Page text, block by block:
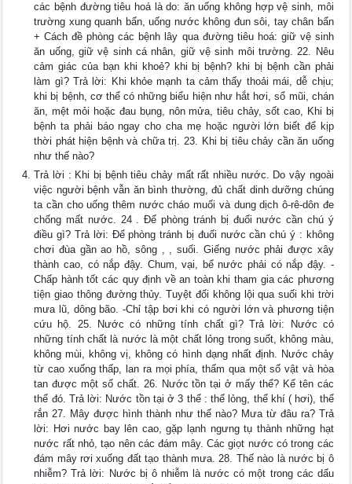
các bệnh đường tiêu hoá là do: ăn uống không hợp vệ sinh, môi
trường xung quanh bẩn, uống nước không đun sôi, tay chân bẩn
+ Cách đề phòng các bệnh lây qua đường tiêu hoá: giữ vệ sinh
ăn uống, giữ vệ sinh cá nhân, giữ vệ sinh môi trường. 22. Nêu
cảm giác của bạn khi khoẻ? khi bị bệnh? khi bị bệnh cần phải
làm gì? Trả lời: Khi khỏe mạnh ta cảm thấy thoải mái, dễ chịu;
khi bị bệnh, cơ thể có những biểu hiện như hắt hơi, sổ mũi, chán
ăn, mệt mỏi hoặc đau bụng, nôn mửa, tiêu chảy, sốt cao, Khi bị
bệnh ta phải báo ngay cho cha mẹ hoặc người lớn biết để kịp
thời phát hiện bệnh và chữa trị. 23. Khi bị tiêu chảy cần ăn uống
như thế nào?
Trả lời : Khi bị bệnh tiêu chảy mất rất nhiều nước. Do vậy ngoài
việc người bệnh vẫn ăn bình thường, đủ chất dinh dưỡng chúng
ta cần cho uống thêm nước cháo muối và dung dịch ô-rê-dôn đe
chống mất nước. 24 . Để phòng tránh bị đuối nước cần chú ý
điều gì? Trả lời: Để phòng tránh bị đuối nước cần chú ý : không
chơi đùa gần ao hồ, sông , , suối. Giếng nước phải được xây
thành cao, có nắp đậy. Chum, vại, bể nước phải có nắp đậy. -
Chấp hành tốt các quy định về an toàn khi tham gia các phương
tiện giao thông đường thủy. Tuyệt đối không lội qua suối khi trời
mưa lũ, dông bão. -Chỉ tập bơi khi có người lớn và phương tiện
cứu hộ. 25. Nước có những tính chất gì? Trả lời: Nước có
những tính chất là nước là một chất lỏng trong suốt, không màu,
không mùi, không vị, không có hình dạng nhất định. Nước chảy
từ cao xuống thấp, lan ra mọi phía, thấm qua một số vật và hòa
tan được một số chất. 26. Nước tồn tại ở mấy thể? Kể tên các
thể đó. Trả lời: Nước tồn tại ở 3 thể : thể lỏng, thể khí ( hơi), thể
rắn 27. Mây được hình thành như thế nào? Mưa từ đâu ra? Trả
lời: Hơi nước bay lên cao, gặp lạnh ngưng tụ thành những hạt
nước rất nhỏ, tạo nên các đám mây. Các giọt nước có trong các
đám mây rơi xuống đất tạo thành mưa. 28. Thế nào là nước bị ô
nhiễm? Trả lời: Nước bị ô nhiễm là nước có một trong các dấu